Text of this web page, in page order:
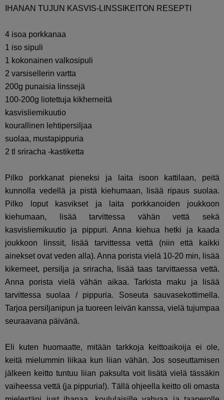
IHANAN TUJUN KASVIS-LINSSIKEITON RESEPTI
4 isoa porkkanaa
1 iso sipuli
1 kokonainen valkosipuli
2 varsisellerin vartta
200g punaisia linssejä
100-200g liotettuja kikherneitä
kasvisliemikuutio
kourallinen lehtipersiljaa
suolaa, mustapippuria
2 tl sriracha -kastiketta
Pilko porkkanat pieneksi ja laita isoon kattilaan, peitä
kunnolla vedellä ja pistä kiehumaan, lisää ripaus suolaa.
Pilko loput kasvikset ja laita porkkanoiden joukkoon
kiehumaan, lisää tarvittessa vähän vettä sekä
kasvisliemikuutio ja pippuri. Anna kiehua hetki ja kaada
joukkoon linssit, lisää tarvittessa vettä (niin että kaikki
ainekset ovat veden alla). Anna porista vielä 10-20 min, lisää
kikerneet, persilja ja sriracha, lisää taas tarvittaessa vettä.
Anna porista vielä vähän aikaa. Tarkista maku ja lisää
tarvittessa suolaa / pippuria. Soseuta sauvasekottimella.
Tarjoa persiljanipun ja tuoreen leivän kanssa, vielä tujumpaa
seuraavana päivänä.
Eli kuten huomaatte, mitään tarkkoja keittoaikoija ei ole,
keitä mielummin liikaa kun liian vähän. Jos soseuttamisen
jälkeen keitto tuntuu liian paksulta voit lisätä vielä tässäkin
vaiheessa vettä (ja pippuria!). Tällä ohjeella keitto oli omasta